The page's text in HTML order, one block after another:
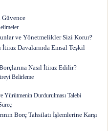
ve Yönetmelikler Sizi Korur?
İtiraz Davalarında Emsal Teşkil
Nasıl İtiraz Edilir?
Belirleme
Yürütmenin Durdurulması Talebi
Borç Tahsilatı İşlemlerine Karşı